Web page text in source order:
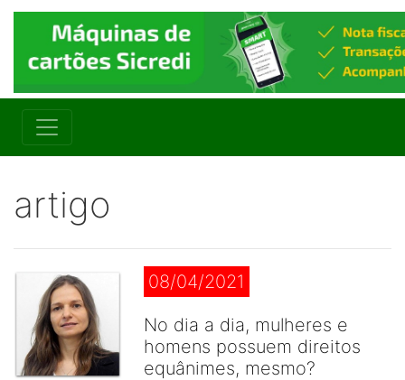
artigo
08/04/2021
No dia a dia, mulheres e
homens possuem direitos
equânimes, mesmo?